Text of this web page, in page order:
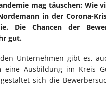
mag täuschen: Wie
in der Corona-
Die Chancen der
gut.
Unternehmen gibt es,
eine Ausbildung im Kreis
sich die